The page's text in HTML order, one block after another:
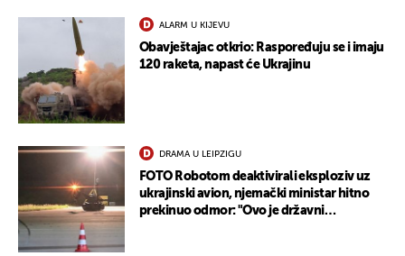
ALARM U KIJEVU
Obavještajac otkrio: Raspoređuju se i imaju
120 raketa, napast će Ukrajinu
DRAMA U LEIPZIGU
FOTO Robotom deaktivirali eksploziv uz
ukrajinski avion, njemački ministar hitno
prekinuo odmor: "Ovo je državni